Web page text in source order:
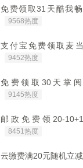
免费领取31天酷我
9568热度
支付宝免费领取麦
9452热度
免费领取30天掌
9145热度
邮政免费领20-
8451热度
云缴费满20元随机立